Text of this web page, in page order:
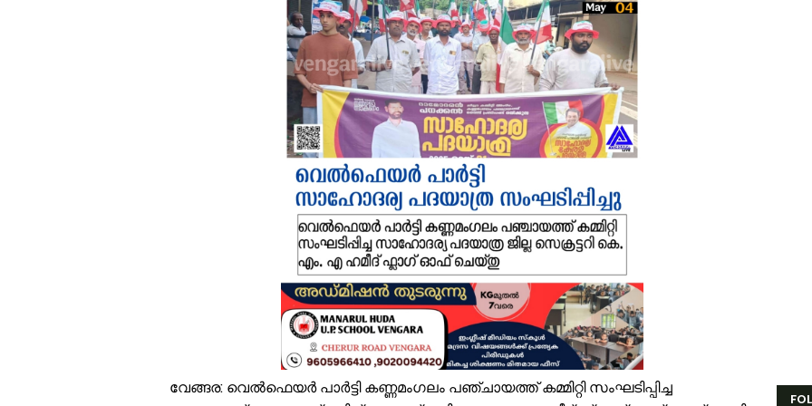
വേങ്ങരയുടെ അഭിമാനമായി ഹിപ്നോട്ടിസ്റ്റ് മുഹമ്മദ് റിയാസ്; വേൾഡ്
വാട്ടർ ടാങ്ക് വൃത്തിയാക്കുന്നതിനിടെ കെട്ടിടത്തിന്റെ മുകളിൽ നിന്ന് വീണു
ഉദ്യോഗസ്ഥ സംഘം പാണക്കാട് മണ്ണിടിച്ചിൽ ഉണ്ടായ സ്ഥലം സന്ദർശിച്ചു
ചക്രവാതച്ചുഴിയുടെ സ്വാധീനം: സംസ്ഥാനത്ത് ഓഗസ്റ്റ് 7 വരെ മഴ തുടരുമെന്ന്
വിസ്ഡം യൂത്ത് വേങ്ങര സോൺ ട്രോമാകെയർ പരിശീലന ക്യാമ്പ്
പാണക്കാട് ശിഹാബ് തങ്ങളുടെ സ്മാരകമന്ദിരം വൈകാതെ
എസ്. എം. സർവർ മെഗാ ക്വിസ് -മലപ്പുറം ഈസ്റ്റ് സോൺ മത്സരം സമാപിച്ചു
സൗദിയിൽ വാഹനാപകടത്തിൽ മൂന്നിയൂർ സ്വദേശി മരണപ്പെട്ടു
ജോലിസ്ഥലത്ത് വെള്ളപ്പൊക്കം; അസമിൽ മരിച്ച തിരൂരങ്ങാടി
പായലും ചെളിയും മൂടി റോഡുകൾ; പ്രളയാനന്തര ജാഗ്രതയിൽ വേങ്ങര
ക്ഷേമ പെൻഷൻ ഇനി വീടുകളിലെത്തില്ല; സഹകരണ സംഘങ്ങളെ ഒഴിവാക്കി
വേങ്ങര: വെൽഫെയർ പാർട്ടി കണ്ണമംഗലം പഞ്ചായത്ത് കമ്മിറ്റി സംഘടിപ്പിച്ച